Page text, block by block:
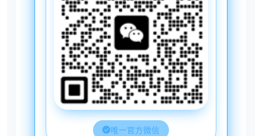
唯一官方微信